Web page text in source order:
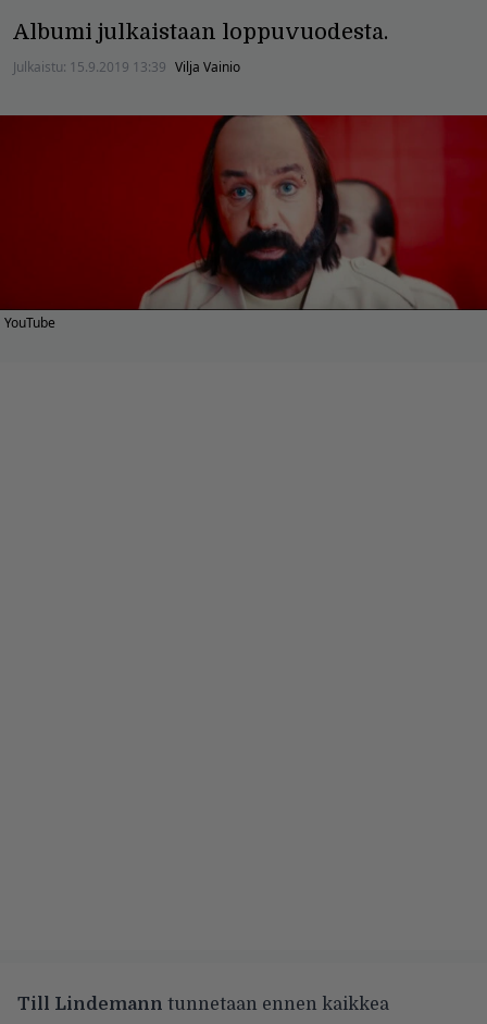
Albumi julkaistaan loppuvuodesta.
Julkaistu: 15.9.2019 13:39 Vilja Vainio
YouTube
Till Lindemann tunnetaan ennen kaikkea